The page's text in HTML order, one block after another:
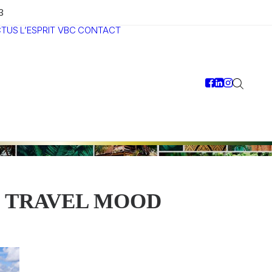
L’ESPRIT VBC CONTACT
TRAVEL MOOD